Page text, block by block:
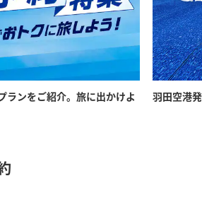
ランをご紹介。旅に出かけよ
羽田空港